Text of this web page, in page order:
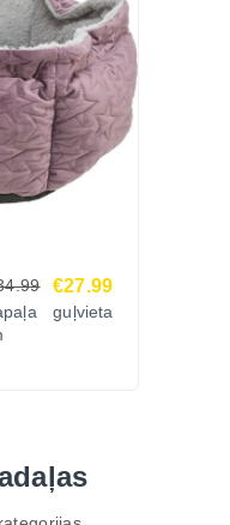
€27.99
guļvieta